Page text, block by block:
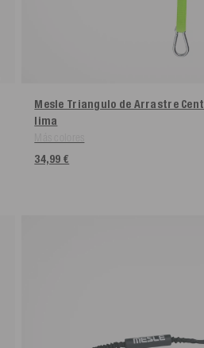
Mesle Triangulo de Arrastre
lima
34,99 €